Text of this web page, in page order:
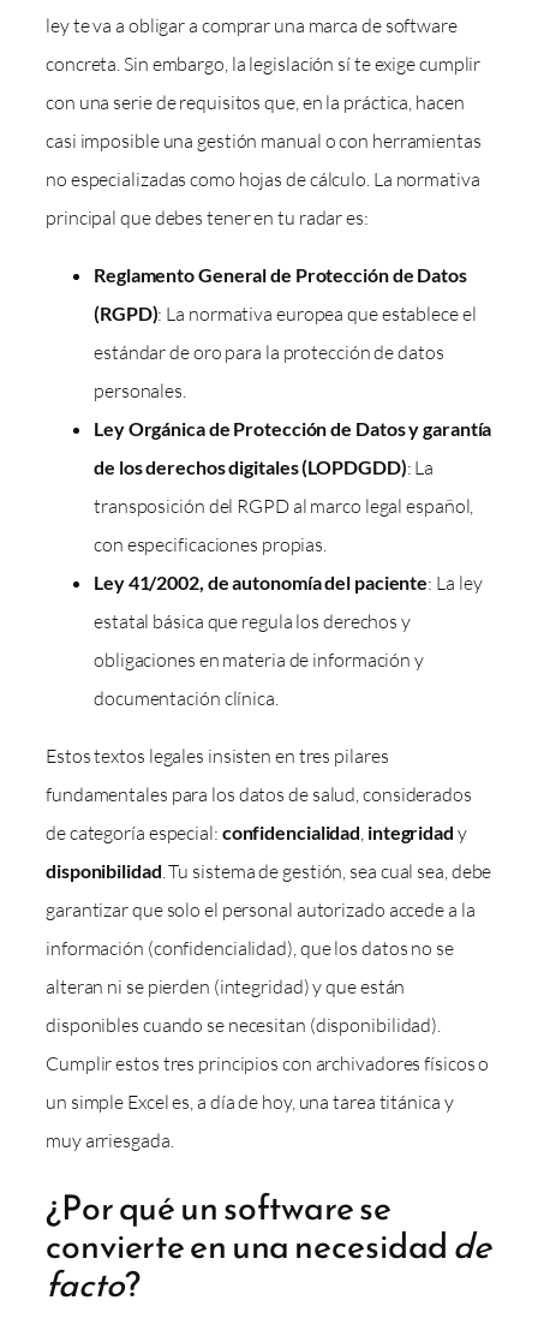
ley te va a obligar a comprar una marca de software
concreta. Sin embargo, la legislación sí te exige cumplir
con una serie de requisitos que, en la práctica, hacen
casi imposible una gestión manual o con herramientas
no especializadas como hojas de cálculo. La normativa
principal que debes tener en tu radar es:
Reglamento General de Protección de Datos
(RGPD): La normativa europea que establece el
estándar de oro para la protección de datos
personales.
Ley Orgánica de Protección de Datos y garantía
de los derechos digitales (LOPDGDD): La
transposición del RGPD al marco legal español,
con especificaciones propias.
Ley 41/2002, de autonomía del paciente: La ley
estatal básica que regula los derechos y
obligaciones en materia de información y
documentación clínica.
Estos textos legales insisten en tres pilares
fundamentales para los datos de salud, considerados
de categoría especial: confidencialidad, integridad y
disponibilidad. Tu sistema de gestión, sea cual sea, debe
garantizar que solo el personal autorizado accede a la
información (confidencialidad), que los datos no se
alteran ni se pierden (integridad) y que están
disponibles cuando se necesitan (disponibilidad).
Cumplir estos tres principios con archivadores físicos o
un simple Excel es, a día de hoy, una tarea titánica y
muy arriesgada.
¿Por qué un software se
convierte en una necesidadde
facto?